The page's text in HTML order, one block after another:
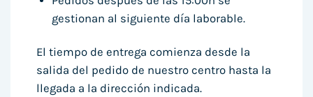
gestionan al siguiente día laborable.
El tiempo de entrega comienza desde la
salida del pedido de nuestro centro hasta la
llegada a la dirección indicada.